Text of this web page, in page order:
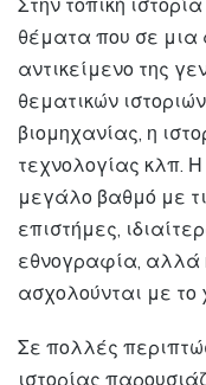
Στην τοπική
θέματα που σε
αντικείμενο της
θεματικών
βιομηχανίας, η
τεχνολογίας κλπ. Η
μεγάλο βαθμό με
επιστήμες,
εθνογραφία, αλλά
ασχολούνται με το
Σε πολλές